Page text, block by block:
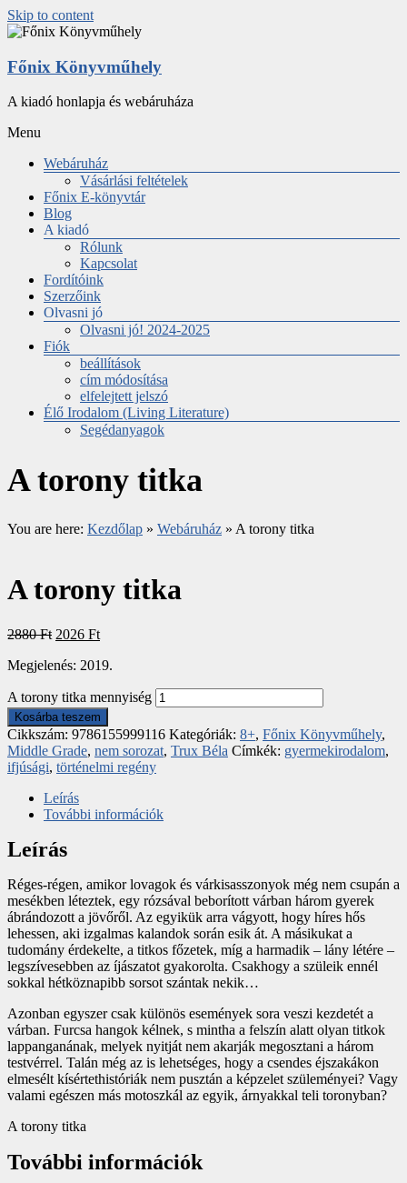
Skip to content
Főnix Könyvműhely
A kiadó honlapja és webáruháza
Menu
Webáruház
Vásárlási feltételek
Főnix E-könyvtár
Blog
A kiadó
Rólunk
Kapcsolat
Fordítóink
Szerzőink
Olvasni jó
Olvasni jó! 2024-2025
Fiók
beállítások
cím módosítása
elfelejtett jelszó
Élő Irodalom (Living Literature)
Segédanyagok
A torony titka
You are here: Kezdőlap » Webáruház » A torony titka
A torony titka
2880Ft 2026 Ft
Megjelenés: 2019.
A torony titka mennyiség
Kosárba teszem
Cikkszám: 9786155999116 Kategóriák: 8+, Főnix Könyvműhely,
Middle Grade, nem sorozat, Trux Béla Címkék: gyermekirodalom,
ifjúsági, történelmi regény
Leírás
További információk
Leírás
Réges-régen, amikor lovagok és várkisasszonyok még nem csupán a
mesékben léteztek, egy rózsával beborított várban három gyerek
ábrándozott a jövőről. Az egyikük arra vágyott, hogy híres hős
lehessen, aki izgalmas kalandok során esik át. A másikukat a
tudomány érdekelte, a titkos főzetek, míg a harmadik – lány létére –
legszívesebben az íjászatot gyakorolta. Csakhogy a szüleik ennél
sokkal hétköznapibb sorsot szántak nekik…
Azonban egyszer csak különös események sora veszi kezdetét a
várban. Furcsa hangok kélnek, s mintha a felszín alatt olyan titkok
lappanganának, melyek nyitját nem akarják megosztani a három
testvérrel. Talán még az is lehetséges, hogy a csendes éjszakákon
elmesélt kísértethistóriák nem pusztán a képzelet szüleményei? Vagy
valami egészen más motoszkál az egyik, árnyakkal teli toronyban?
A torony titka
További információk